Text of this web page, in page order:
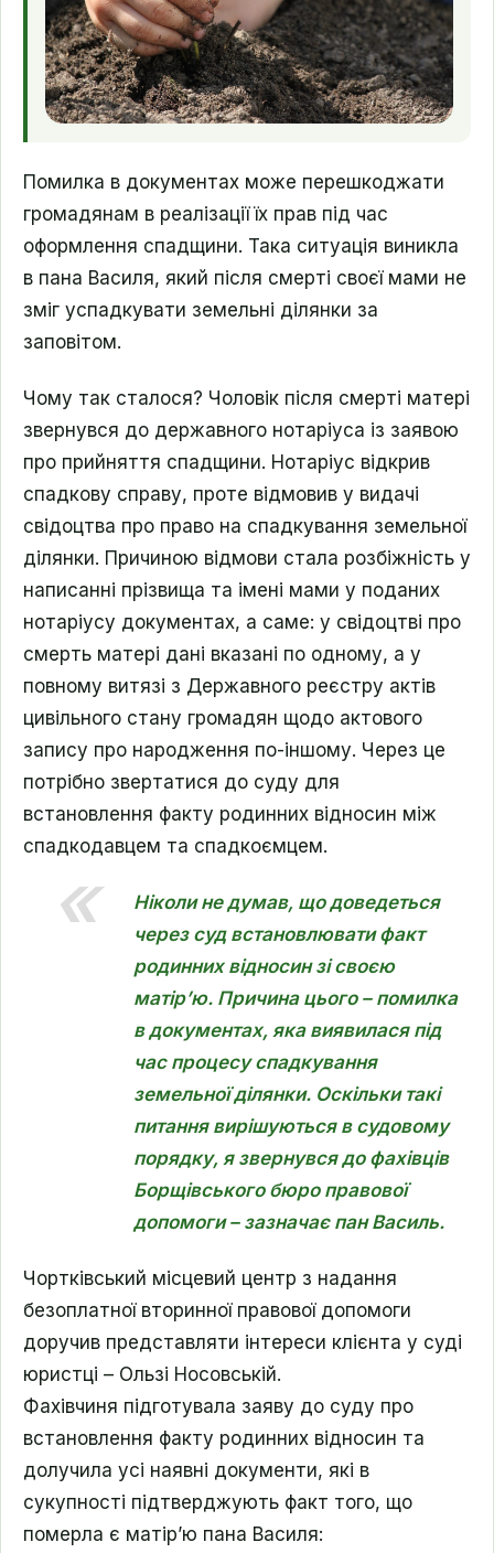
Помилка в документах може перешкоджати
громадянам в реалізації їх прав під час
оформлення спадщини. Така ситуація виникла
в пана Василя, який після смерті своєї мами не
зміг успадкувати земельні ділянки за
заповітом.
Чому так сталося? Чоловік після смерті матері
звернувся до державного нотаріуса із заявою
про прийняття спадщини. Нотаріус відкрив
спадкову справу, проте відмовив у видачі
свідоцтва про право на спадкування земельної
ділянки. Причиною відмови стала розбіжність у
написанні прізвища та імені мами у поданих
нотаріусу документах, а саме: у свідоцтві про
смерть матері дані вказані по одному, а у
повному витязі з Державного реєстру актів
цивільного стану громадян щодо актового
запису про народження по-іншому. Через це
потрібно звертатися до суду для
встановлення факту родинних відносин між
спадкодавцем та спадкоємцем.
Ніколи не думав, що доведеться
через суд встановлювати факт
родинних відносин зі своєю
матір’ю. Причина цього – помилка
в документах, яка виявилася під
час процесу спадкування
земельної ділянки. Оскільки такі
питання вирішуються в судовому
порядку, я звернувся до фахівців
Борщівського бюро правової
допомоги – зазначає пан Василь.
Чортківський місцевий центр з надання
безоплатної вторинної правової допомоги
доручив представляти інтереси клієнта у суді
юристці – Ользі Носовській.
Фахівчиня підготувала заяву до суду про
встановлення факту родинних відносин та
долучила усі наявні документи, які в
сукупності підтверджують факт того, що
померла є матір’ю пана Василя: